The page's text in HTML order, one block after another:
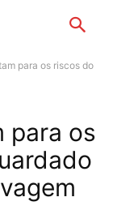
para os riscos do
para os